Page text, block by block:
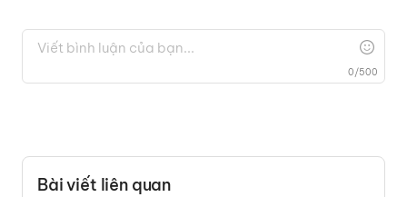
0/500
Bài viết liên quan